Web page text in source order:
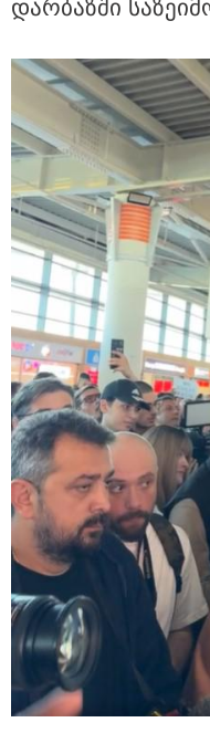
19:33 / 07-08-2026
"მოვიპოვეთ ფარული
მამამისს შორის,
გაბაშვილმა
პროკურორი ნია
ფარული ჩანაწერის
დარ­ბაზ­ში